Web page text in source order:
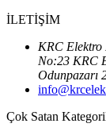
İLETİŞİM
KRC Elektro
No:23 KRC
Odunpazarı
Çok Satan